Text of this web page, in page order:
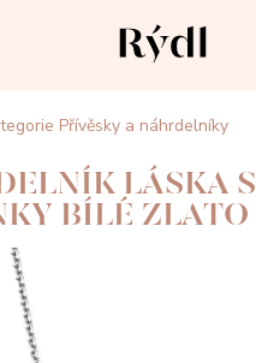
Přívěsky a náhrdelníky
LÁSKA S
BÍLÉ ZLATO